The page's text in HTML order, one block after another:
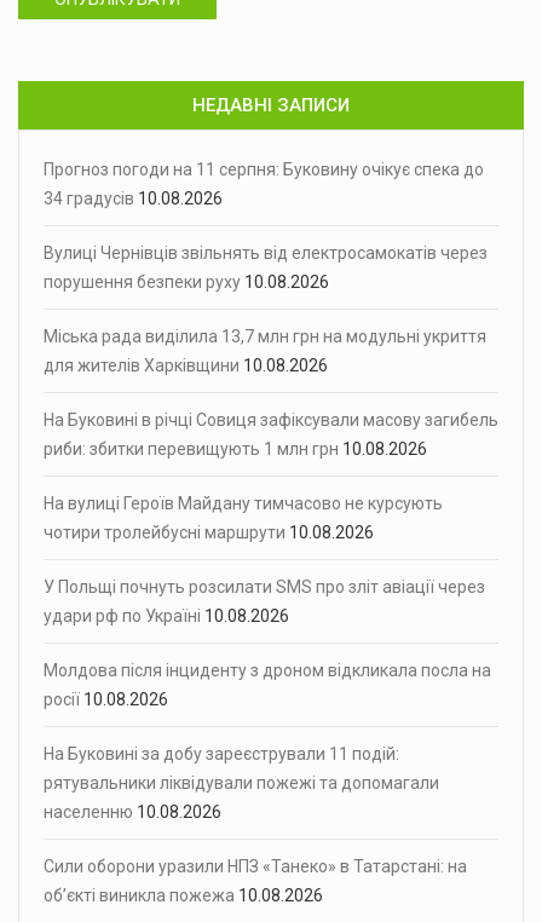
НЕДАВНІ ЗАПИСИ
Прогноз погоди на 11 серпня: Буковину очікує спека до
34 градусів 10.08.2026
Вулиці Чернівців звільнять від електросамокатів через
порушення безпеки руху 10.08.2026
Міська рада виділила 13,7 млн грн на модульні укриття
для жителів Харківщини 10.08.2026
На Буковині в річці Совиця зафіксували масову загибель
риби: збитки перевищують 1 млн грн 10.08.2026
На вулиці Героїв Майдану тимчасово не курсують
чотири тролейбусні маршрути 10.08.2026
У Польщі почнуть розсилати SMS про зліт авіації через
удари рф по Україні 10.08.2026
Молдова після інциденту з дроном відкликала посла на
росії 10.08.2026
На Буковині за добу зареєстрували 11 подій:
рятувальники ліквідували пожежі та допомагали
населенню 10.08.2026
Сили оборони уразили НПЗ «Танеко» в Татарстані: на
об’єкті виникла пожежа 10.08.2026